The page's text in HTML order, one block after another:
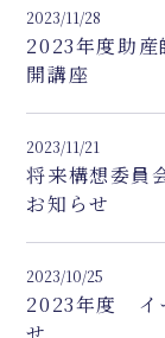
2023/11/28
2023年度助
開講座
2023/11/21
将来構想委員
お知らせ
2023/10/25
2023年度 イ